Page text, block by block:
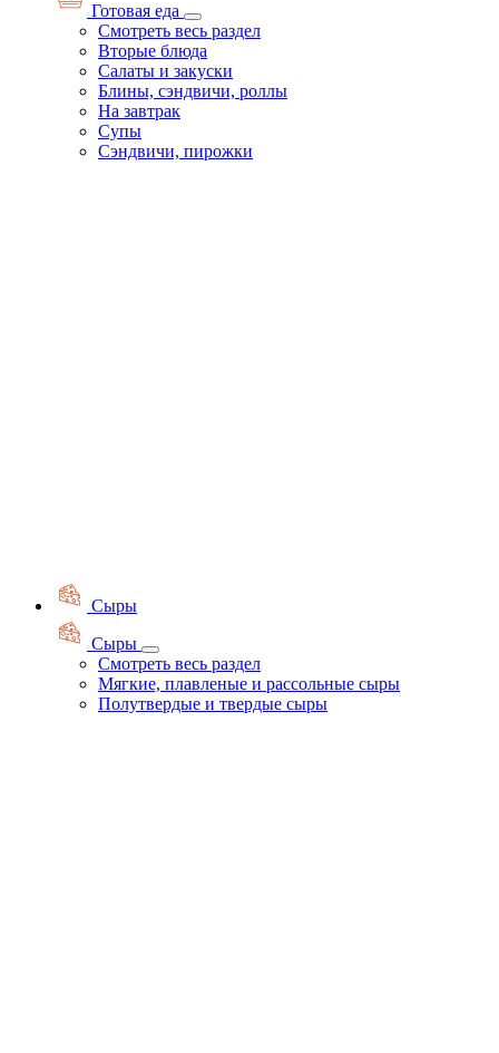
Готовая еда
Смотреть весь раздел
Вторые блюда
Салаты и закуски
Блины, сэндвичи, роллы
На завтрак
Супы
Сэндвичи, пирожки
Сыры
Сыры
Смотреть весь раздел
Мягкие, плавленые и рассольные сыры
Полутвердые и твердые сыры